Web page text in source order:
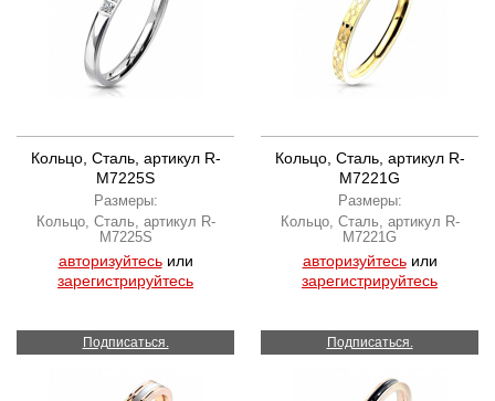
Кольцо, Сталь, артикул R-
M7225S
Размеры:
Кольцо, Сталь, артикул R-
M7225S
авторизуйтесьили
зарегистрируйтесь
Кольцо, Сталь, артикул R-
M7221G
Размеры:
Кольцо, Сталь, артикул R-
M7221G
авторизуйтесьили
зарегистрируйтесь
Подписаться. Подписаться.